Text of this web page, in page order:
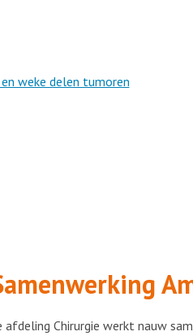
weke delen tumoren
afdeling Chirurgie werkt nauw